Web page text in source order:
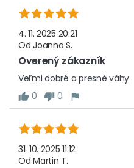
4. 11. 2025 20:21
OdJoanna S.
Overený zákazník
Veľmi dobré a presné váhy
0
0
31. 10. 2025 11:12
OdMartin T.